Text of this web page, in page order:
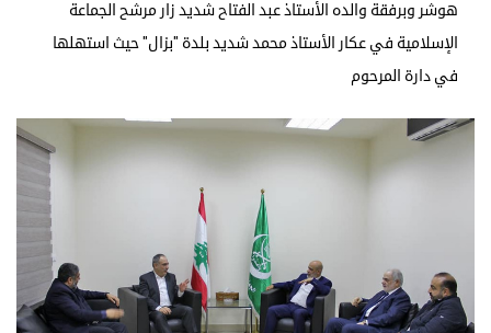
هوشر وبرفقة والده الأستاذ عبد الفتاح شديد زار مرشح الجماعة
الإسلامية في عكار الأستاذ محمد شديد بلدة "بزال" حيث استهلها
في دارة المرحوم